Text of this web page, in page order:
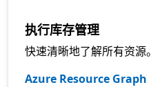
执行库存管理
快速清晰地了解所有资源。
Azure Resource Graph